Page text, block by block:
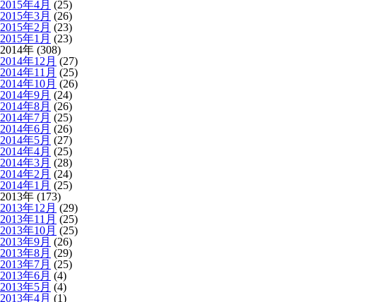
2015年4月 (25)
2015年3月 (26)
2015年2月 (23)
2015年1月 (23)
2014年 (308)
2014年12月 (27)
2014年11月 (25)
2014年10月 (26)
2014年9月 (24)
2014年8月 (26)
2014年7月 (25)
2014年6月 (26)
2014年5月 (27)
2014年4月 (25)
2014年3月 (28)
2014年2月 (24)
2014年1月 (25)
2013年 (173)
2013年12月 (29)
2013年11月 (25)
2013年10月 (25)
2013年9月 (26)
2013年8月 (29)
2013年7月 (25)
2013年6月 (4)
2013年5月 (4)
2013年4月 (1)